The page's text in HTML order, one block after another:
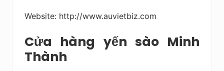
Website: http://www.auvietbiz.com
Cửa hàng yến sào Minh
Thành